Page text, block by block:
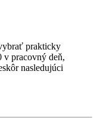
prakticky
v pracovný deň,
nasledujúci